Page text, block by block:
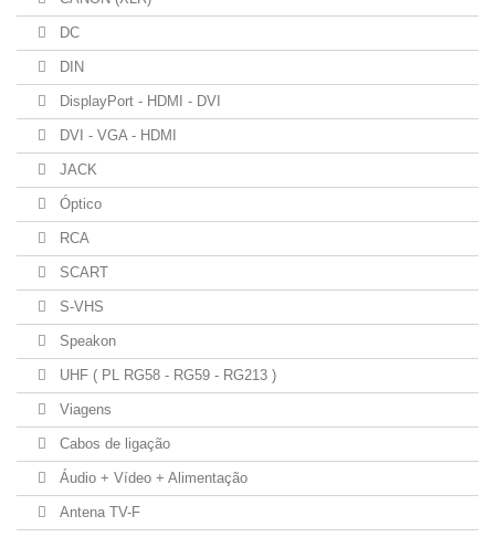
DC
DIN
DisplayPort - HDMI - DVI
DVI - VGA - HDMI
JACK
Óptico
RCA
SCART
S-VHS
Speakon
UHF ( PL RG58 - RG59 - RG213 )
Viagens
Cabos de ligação
Áudio + Vídeo + Alimentação
Antena TV-F